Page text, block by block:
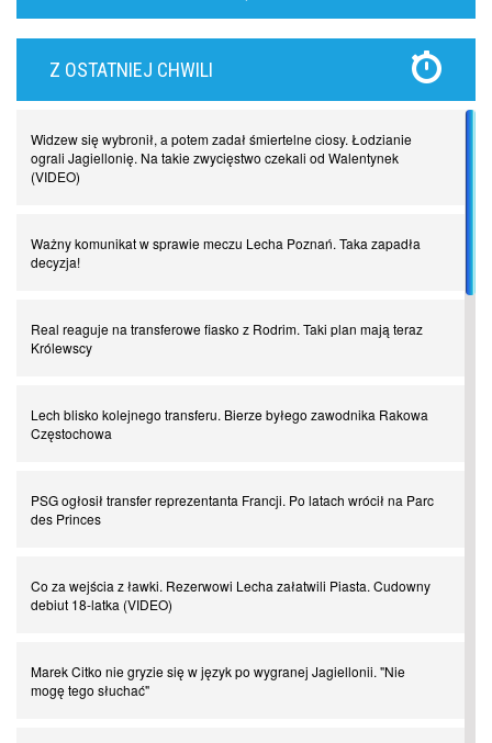
Lewandowski kontra Bayern. Czy wilk będzie syty, a owca cała?
Piłkarz z numerem 47. Phil Foden i inne przypadki
Czar z Czarnego Lądu, czyli Pep Guardiola kontra Afryka
Powrót do Ekstraklasy. Kolejny sen Miedzi Legnica
Z OSTATNIEJ CHWILI
Widzew się wybronił, a potem zadał śmiertelne ciosy. Łodzianie
ograli Jagiellonię. Na takie zwycięstwo czekali od Walentynek
(VIDEO)
Ważny komunikat w sprawie meczu Lecha Poznań. Taka zapadła
decyzja!
Real reaguje na transferowe fiasko z Rodrim. Taki plan mają teraz
Królewscy
Lech blisko kolejnego transferu. Bierze byłego zawodnika Rakowa
Częstochowa
PSG ogłosił transfer reprezentanta Francji. Po latach wrócił na Parc
des Princes
Co za wejścia z ławki. Rezerwowi Lecha załatwili Piasta. Cudowny
debiut 18-latka (VIDEO)
Marek Citko nie gryzie się w język po wygranej Jagiellonii. "Nie
mogę tego słuchać"